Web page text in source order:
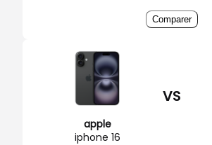
Comparer
apple
iphone 16
VS